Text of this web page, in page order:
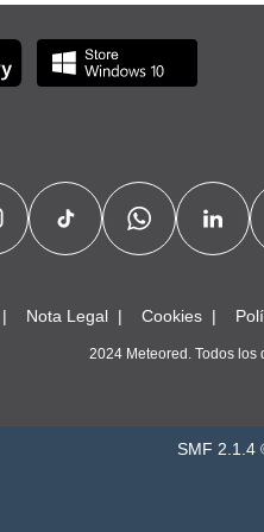
Nota Legal Cookies
2024 Meteored. Todos los
SMF 2.1.4